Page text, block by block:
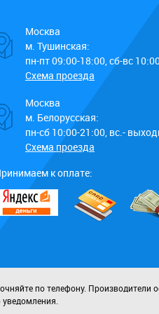
Москва
м. Тушинская:
пн-пт 09:00-18:00, сб-вс
Схема проезда
Москва
м. Белорусская:
пн-сб 10:00-21:00, вс.-
Схема проезда
к оплате:
по телефону. Производители